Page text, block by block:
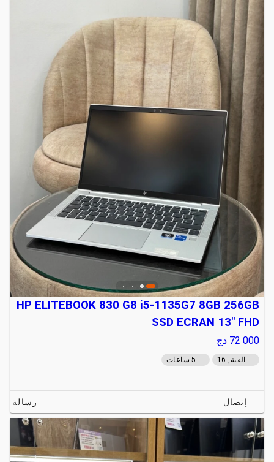
HP ELITEBOOK 830 G8 i5-1135G7 8GB 256GB
SSD ECRAN 13" FHD
72 000 دج
القبة, 16 5 ساعات
إتصال رسالة